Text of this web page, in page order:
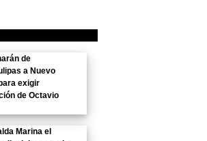
de
a Nuevo
exigir
de Octavio
Marina el